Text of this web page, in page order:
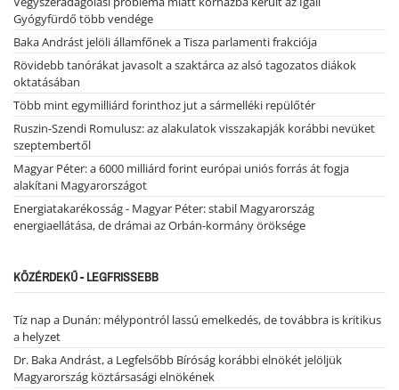
Gyógyfürdő több vendége
Baka Andrást jelöli államfőnek a Tisza parlamenti frakciója
Rövidebb tanórákat javasolt a szaktárca az alsó tagozatos diákok
oktatásában
Több mint egymilliárd forinthoz jut a sármelléki repülőtér
Ruszin-Szendi Romulusz: az alakulatok visszakapják korábbi nevüket
szeptembertől
Magyar Péter: a 6000 milliárd forint európai uniós forrás át fogja
alakítani Magyarországot
Energiatakarékosság - Magyar Péter: stabil Magyarország
energiaellátása, de drámai az Orbán-kormány öröksége
KÖZÉRDEKŰ - LEGFRISSEBB
Tíz nap a Dunán: mélypontról lassú emelkedés, de továbbra is kritikus
a helyzet
Dr. Baka Andrást, a Legfelsőbb Bíróság korábbi elnökét jelöljük
Magyarország köztársasági elnökének